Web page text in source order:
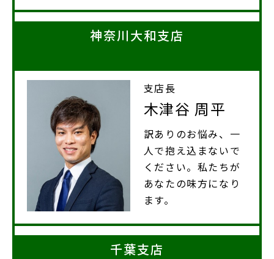
神奈川大和支店
支店長
木津谷 周平
訳ありのお悩み、一
人で抱え込まないで
ください。私たちが
あなたの味方になり
ます。
千葉支店